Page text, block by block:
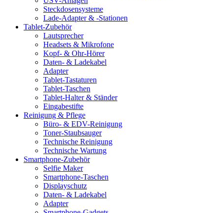
Steckdosensysteme
Lade-Adapter & -Stationen
Tablet-Zubehör
Lautsprecher
Headsets & Mikrofone
Kopf- & Ohr-Hörer
Daten- & Ladekabel
Adapter
Tablet-Tastaturen
Tablet-Taschen
Tablet-Halter & Ständer
Eingabestifte
Reinigung & Pflege
Büro- & EDV-Reinigung
Toner-Staubsauger
Technische Reinigung
Technische Wartung
Smartphone-Zubehör
Selfie Maker
Smartphone-Taschen
Displayschutz
Daten- & Ladekabel
Adapter